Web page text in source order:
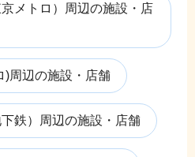
メトロ）周辺の施設・店
)周辺の施設・店舗
鉄）周辺の施設・店舗